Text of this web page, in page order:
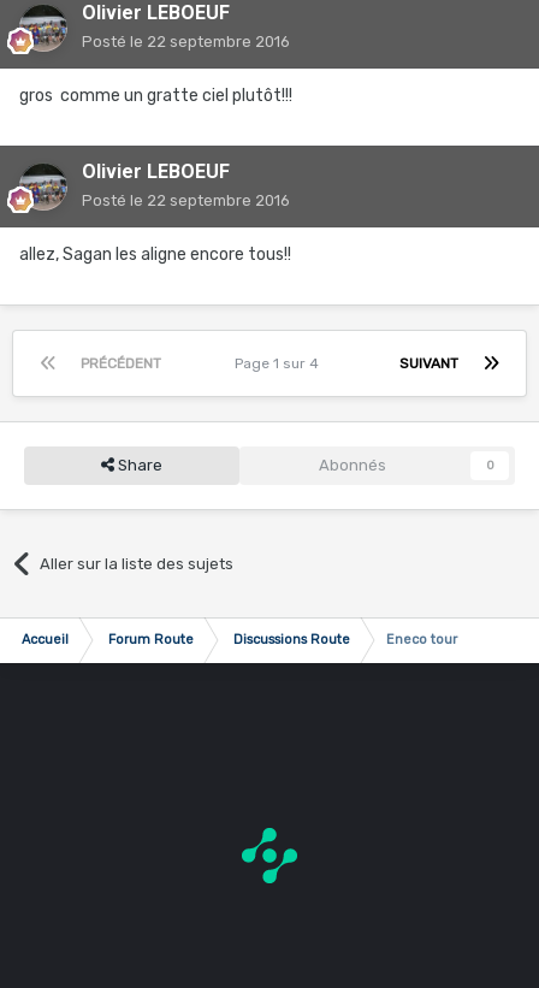
Olivier LEBOEUF
Posté le 22 septembre 2016
gros comme un gratte ciel plutôt!!!
Olivier LEBOEUF
Posté le 22 septembre 2016
allez, Sagan les aligne encore tous!!
PRÉCÉDENT SUIVANT
Page 1 sur 4
Share Abonnés 0
Aller sur la liste des sujets
Accueil Forum Route Discussions Route Eneco tour